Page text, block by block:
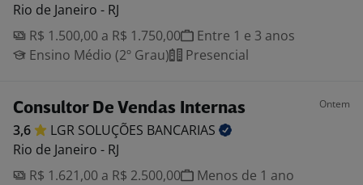
Rio de Janeiro - RJ
R$ 1.500,00 a R$ 1.750,00
Entre 1 e 3 anos
Ensino Médio (2º Grau)
Presencial
Consultor De Vendas Internas Ontem
3,6 LGR SOLUÇÕES BANCARIAS
Rio de Janeiro - RJ
R$ 1.621,00 a R$ 2.500,00
Menos de 1 ano